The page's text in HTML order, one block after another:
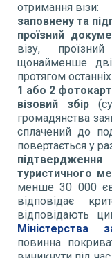
отримання візи:
заповнену та
проїзний
візу,
щонайменше
протягом
1 або 2
візовий збір
громадянства
сплачений до
повертається у
туристичного
менше 30 000
відповідає
відповідають
Міністерства
повинна